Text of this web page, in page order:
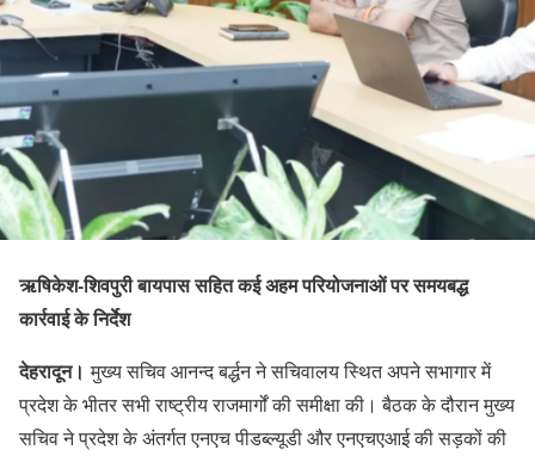
ऋषिकेश-शिवपुरी बायपास सहित कई अहम परियोजनाओं पर समयबद्ध
कार्रवाई के निर्देश
देहरादून। मुख्य सचिव आनन्द बर्द्धन ने सचिवालय स्थित अपने सभागार में
प्रदेश के भीतर सभी राष्ट्रीय राजमार्गों की समीक्षा की। बैठक के दौरान मुख्य
सचिव ने प्रदेश के अंतर्गत एनएच पीडब्ल्यूडी और एनएचएआई की सड़कों की